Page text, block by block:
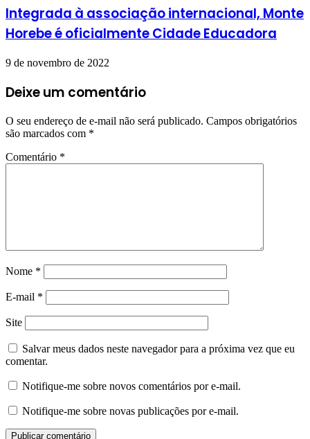
Integrada à associação internacional, Monte
Horebe é oficialmente Cidade Educadora
9 de novembro de 2022
Deixe um comentário
O seu endereço de e-mail não será publicado. Campos obrigatórios
são marcados com *
Comentário *
Nome *
E-mail *
Site
Salvar meus dados neste navegador para a próxima vez que eu
comentar.
Notifique-me sobre novos comentários por e-mail.
Notifique-me sobre novas publicações por e-mail.